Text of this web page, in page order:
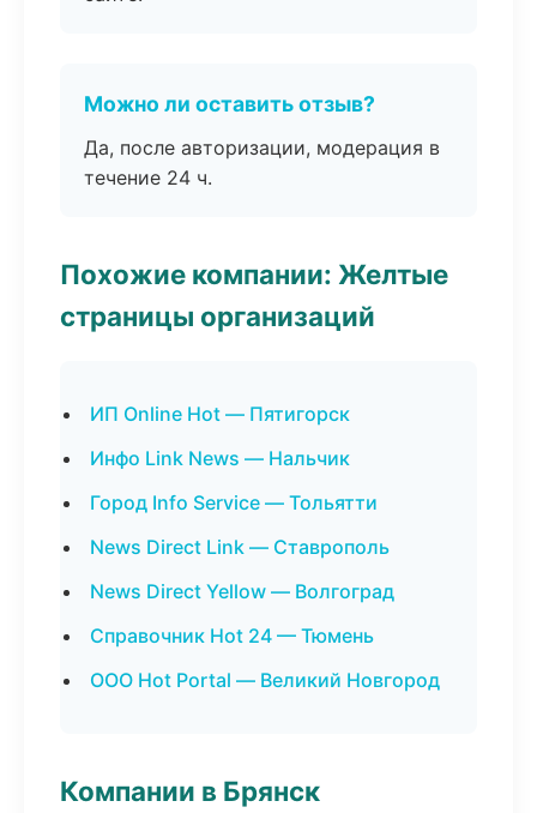
Можно ли оставить отзыв?
Да, после авторизации, модерация в
течение 24 ч.
Похожие компании: Желтые
страницы организаций
ИП Online Hot — Пятигорск
Инфо Link News — Нальчик
Город Info Service — Тольятти
News Direct Link — Ставрополь
News Direct Yellow — Волгоград
Справочник Hot 24 — Тюмень
ООО Hot Portal — Великий Новгород
Компании в Брянск